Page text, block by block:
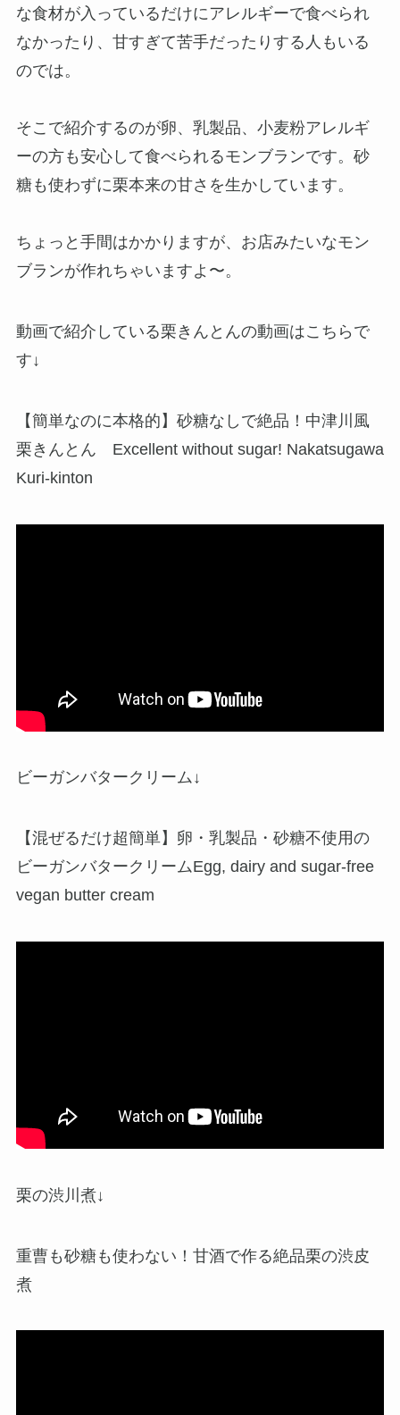
な食材が入っているだけにアレルギーで食べられ
なかったり、甘すぎて苦手だったりする人もいる
のでは。
そこで紹介するのが卵、乳製品、小麦粉アレルギ
ーの方も安心して食べられるモンブランです。砂
糖も使わずに栗本来の甘さを生かしています。
ちょっと手間はかかりますが、お店みたいなモン
ブランが作れちゃいますよ〜。
動画で紹介している栗きんとんの動画はこちらで
す↓
【簡単なのに本格的】砂糖なしで絶品！中津川風
栗きんとん Excellent without sugar! Nakatsugawa
Kuri-kinton
ビーガンバタークリーム↓
【混ぜるだけ超簡単】卵・乳製品・砂糖不使用の
ビーガンバタークリームEgg, dairy and sugar-free
vegan butter cream
栗の渋川煮↓
重曹も砂糖も使わない！甘酒で作る絶品栗の渋皮
煮